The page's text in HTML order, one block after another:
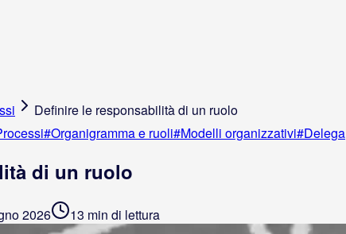
Definire le responsabilità di un ruolo
#Organigramma e ruoli#Modelli organizzativi#Delega
di un ruolo
2026 13 min di lettura